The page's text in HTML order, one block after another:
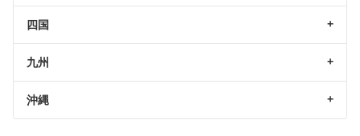
四国
九州
沖縄